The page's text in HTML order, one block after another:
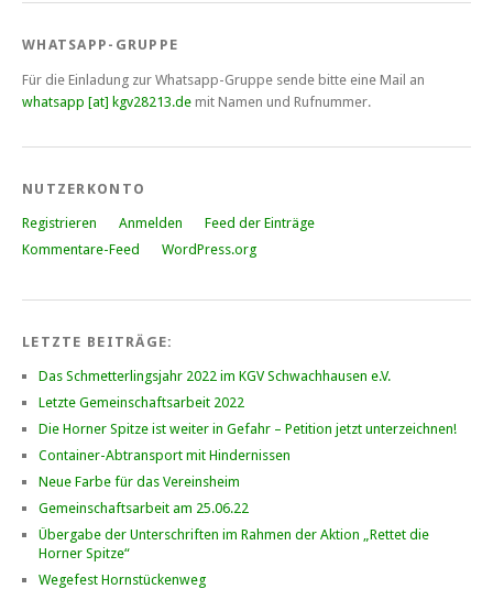
WHATSAPP-GRUPPE
Für die Einladung zur Whatsapp-Gruppe sende bitte eine Mail an
whatsapp [at] kgv28213.de mit Namen und Rufnummer.
NUTZERKONTO
Registrieren Anmelden
Feed der Einträge
Kommentare-Feed
WordPress.org
LETZTE BEITRÄGE:
Das Schmetterlingsjahr 2022 im KGV Schwachhausen e.V.
Letzte Gemeinschaftsarbeit 2022
Die Horner Spitze ist weiter in Gefahr – Petition jetzt unterzeichnen!
Container-Abtransport mit Hindernissen
Neue Farbe für das Vereinsheim
Gemeinschaftsarbeit am 25.06.22
Übergabe der Unterschriften im Rahmen der Aktion „Rettet die
Horner Spitze“
Wegefest Hornstückenweg